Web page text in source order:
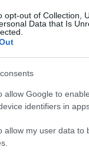
opt-out of Collection,
Data that Is
allow Google to
identifiers in
allow my user data to
μπουκάλια ανά